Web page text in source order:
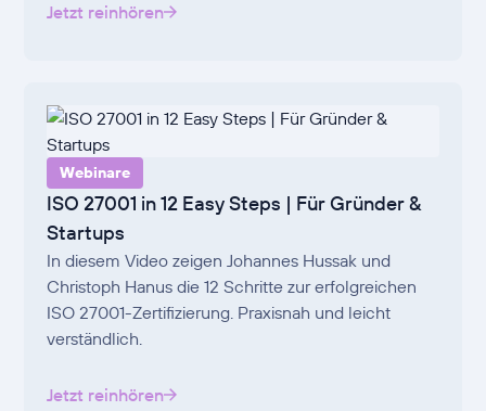
Jetzt reinhören
Webinare
ISO 27001 in 12 Easy Steps | Für Gründer &
Startups
In diesem Video zeigen Johannes Hussak und
Christoph Hanus die 12 Schritte zur erfolgreichen
ISO 27001-Zertifizierung. Praxisnah und leicht
verständlich.
Jetzt reinhören